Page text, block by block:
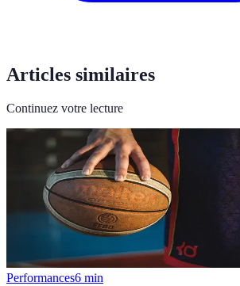
Articles similaires
Continuez votre lecture
Performances6 min